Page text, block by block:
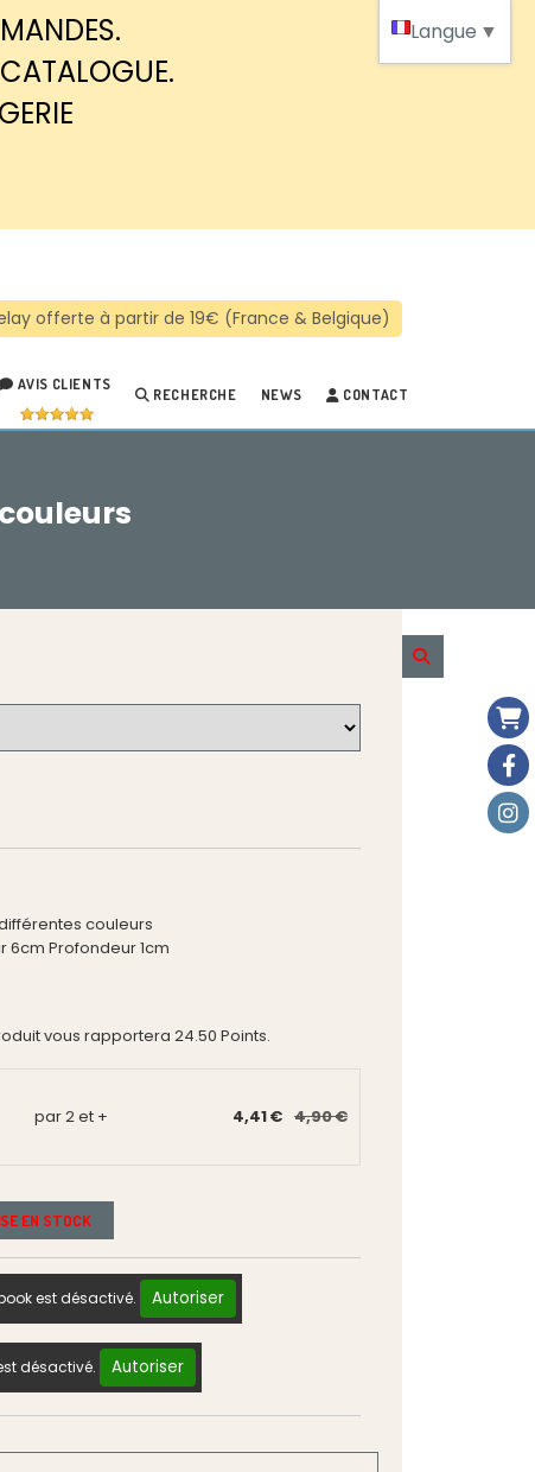
AVIS CLIENTS
RECHERCHE NEWS CONTACT
couleurs
6cm Profondeur 1cm
vous rapportera 24.50 Points.
par 2 et + 4,41 € 4,90 €
EN STOCK
est désactivé. Autoriser
désactivé. Autoriser
Langue ▼